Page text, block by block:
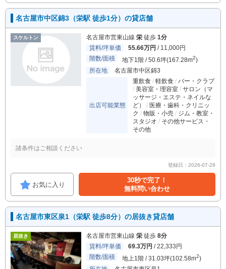
名古屋市中区錦3（栄駅 徒歩1分）の貸店舗
スケルトン 名古屋市営東山線 栄 徒歩 1分
賃料/坪単価
55.66万円 / 11,000円
階数/面積
地下1階 / 50.6坪(167.28m2)
所在地
名古屋市中区錦3
出店可能業態
重飲食 軽飲食
バー・クラブ
美容室・理容室
サロン（マ
ッサージ・エステ・ネイルな
ど）
医療・歯科・クリニッ
ク
物販・小売
ジム・教室・
スタジオ
その他サービス・
その他
諸条件はご相談ください
登録日：2026-07-28
お気に入り
30秒で完了！
無料問い合わせ
名古屋市東区泉1（栄駅 徒歩8分）の居抜き貸店舗
居抜き 名古屋市営東山線 栄 徒歩 8分
賃料/坪単価
69.3万円 / 22,333円
階数/面積
地上1階 / 31.03坪(102.58m2)